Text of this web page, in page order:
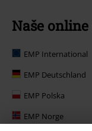
Naše
EMP International
EMP Deutschland
EMP Polska
EMP Norge